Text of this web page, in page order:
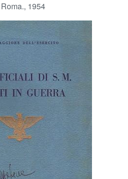
SCHLIESSEN
1954